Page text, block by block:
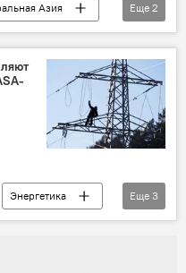
Азия
Еще 2
Энергетика
1000
Еще 3